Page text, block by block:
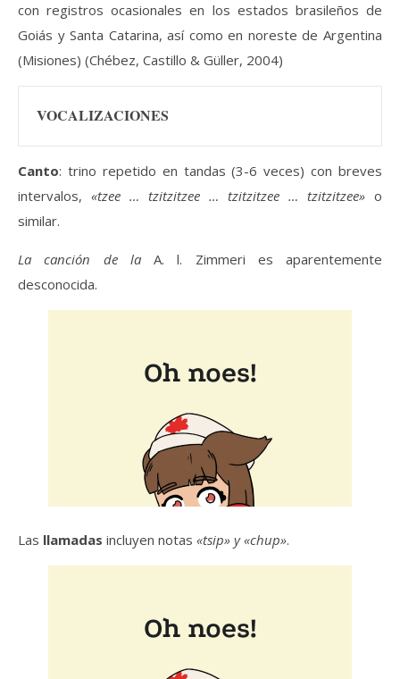
con registros ocasionales en los estados brasileños de
Goiás y Santa Catarina, así como en noreste de Argentina
(Misiones) (Chébez, Castillo & Güller, 2004)
VOCALIZACIONES
Canto: trino repetido en tandas (3-6 veces) con breves
intervalos, «tzee … tzitzitzee … tzitzitzee … tzitzitzee» o
similar.
La canción de laA. l. Zimmeri es aparentemente
desconocida.
Las llamadas incluyen notas «tsip» y «chup».